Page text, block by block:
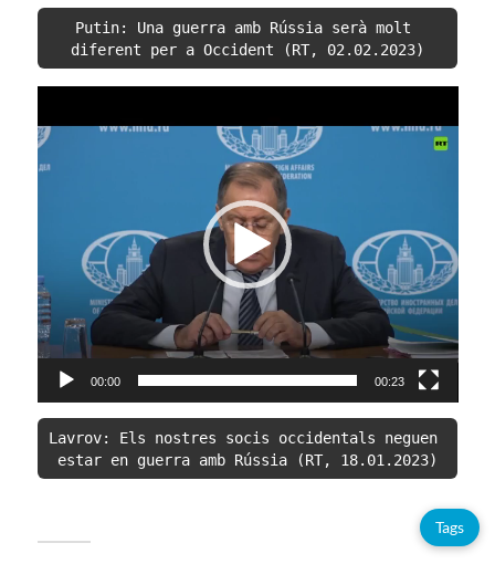
Putin: Una guerra amb Rússia serà molt
diferent per a Occident (RT, 02.02.2023)
de
vídeo
00:00 00:23
Lavrov: Els nostres socis occidentals neguen
estar en guerra amb Rússia (RT, 18.01.2023)
Tags